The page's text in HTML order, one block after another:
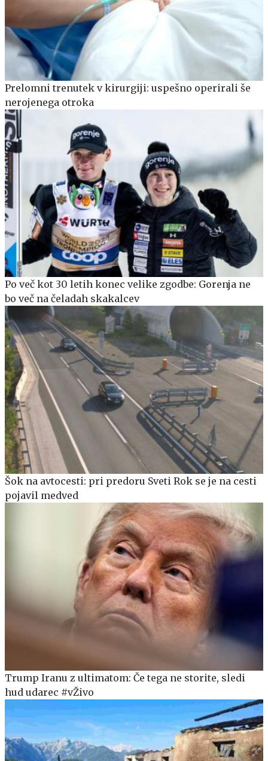
Prelomni trenutek v kirurgiji: uspešno operirali še
nerojenega otroka
Po več kot 30 letih konec velike zgodbe: Gorenja ne
bo več na čeladah skakalcev
Šok na avtocesti: pri predoru Sveti Rok se je na cesti
pojavil medved
Trump Iranu z ultimatom: Če tega ne storite, sledi
hud udarec #vŽivo